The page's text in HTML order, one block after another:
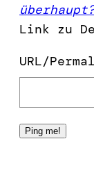
Link zu
URL/